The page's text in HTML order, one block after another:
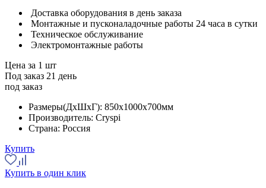
Доставка оборудования в день заказа
Монтажные и пусконаладочные работы 24 часа в сутки
Техническое обслуживание
Электромонтажные работы
Цена за 1 шт
Под заказ 21 день
под заказ
Размеры(ДхШхГ): 850x1000x700мм
Производитель: Cryspi
Страна: Россия
Купить
Купить в один клик